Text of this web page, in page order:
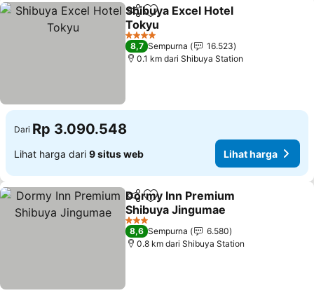
BagikanTambahkan ke favorit
Shibuya Excel Hotel
Tokyu
4 Bintang
8,7 Sempurna
16.523
0.1 km dari Shibuya Station
Dari Rp 3.090.548
Lihat harga dari 9 situs web Lihat harga
BagikanTambahkan ke favorit
Dormy Inn Premium
Shibuya Jingumae
3 Bintang
8,6 Sempurna
6.580
0.8 km dari Shibuya Station